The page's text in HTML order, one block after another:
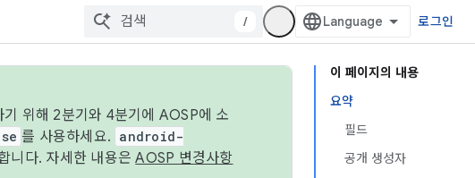
/ 로그인
이 페이지의 내용
요약
필드
공개 생성자
위해 2분기와 4분기에 AOSP에 소
를 사용하세요. android-
니다. 자세한 내용은AOSP 변경사항